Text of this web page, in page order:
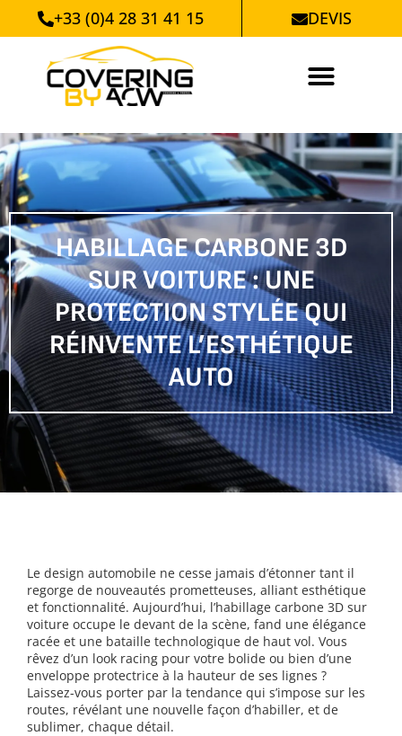
+33 (0)4 28 31 41 15 DEVIS
HABILLAGE CARBONE 3D
SUR VOITURE : UNE
PROTECTION STYLÉE QUI
RÉINVENTE L’ESTHÉTIQUE
AUTO
Le design automobile ne cesse jamais d’étonner tant il
regorge de nouveautés prometteuses, alliant esthétique
et fonctionnalité. Aujourd’hui, l’habillage carbone 3D sur
voiture occupe le devant de la scène, fand une élégance
racée et une bataille technologique de haut vol. Vous
rêvez d’un look racing pour votre bolide ou bien d’une
enveloppe protectrice à la hauteur de ses lignes ?
Laissez-vous porter par la tendance qui s’impose sur les
routes, révélant une nouvelle façon d’habiller, et de
sublimer, chaque détail.